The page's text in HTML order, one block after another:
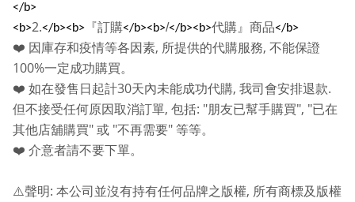
</b>
<b>2.</b><b> 『訂購</b><b>/</b><b>代購』商品</b>
❤️ 因庫存和疫情等各因素, 所提供的代購服務, 不能保證
100%一定成功購買。
❤️ 如在發售日起計30天內未能成功代購, 我司會安排退款.
但不接受任何原因取消訂單, 包括: "朋友已幫手購買", "已在
其他店舖購買" 或 "不再需要" 等等。
❤️ 介意者請不要下單。
⚠️聲明: 本公司並沒有持有任何品牌之版權, 所有商標及版權